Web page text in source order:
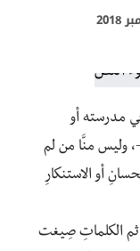
مدرسته أو
وليس منَّا من لم
أو الاستنكارِ
الكلماتِ صِيغت